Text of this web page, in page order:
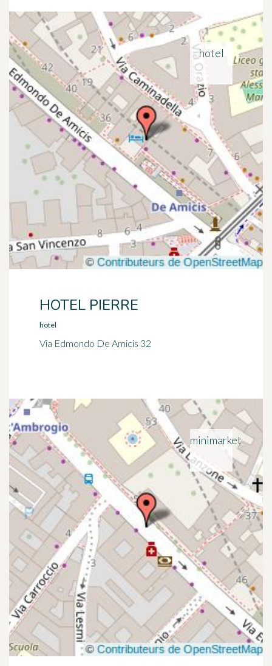
HOTEL PIERRE
hotel
Via Edmondo De Amicis 32
hotel
minimarket